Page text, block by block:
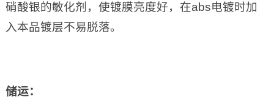
硝酸银的敏化剂，使镀膜亮度好，在abs电镀时加
入本品镀层不易脱落。
储运：